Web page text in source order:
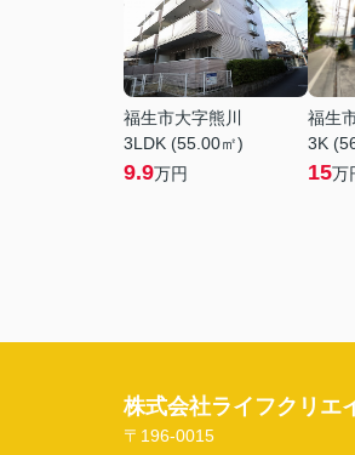
福生市大字熊川
3LDK (55.00㎡)
9.9万円
福生
3K
15万
株式会社ライフクリエ
〒196-0015